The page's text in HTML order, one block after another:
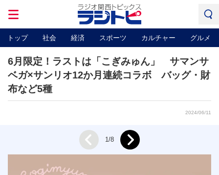
トップ 社会 経済 スポーツ カルチャー グルメ
6月限定！ラストは「こぎみゅん」 サマンサ
ベガ×サンリオ12か月連続コラボ バッグ・財
布など5種
2024/06/11
Prev 1/8 Next